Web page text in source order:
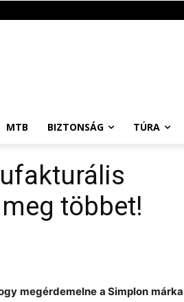
MTB BIZTONSÁG TÚRA
többet!
megérdemelne a Simplon márka